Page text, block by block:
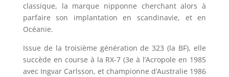
classique, la marque nipponne cherchant alors à
parfaire son implantation en scandinavie, et en
Océanie.
Issue de la troisième génération de 323 (la BF), elle
succède en course à la RX-7 (3e à l’Acropole en 1985
avec Ingvar Carlsson, et championne d’Australie 1986